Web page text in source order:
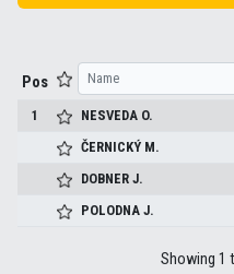
Pos
1 NESVEDA O.
ČERNICKÝ M.
DOBNERJ.
POLODNAJ.
Showing 1